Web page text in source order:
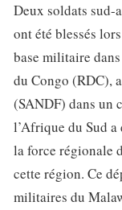
Deux soldats sud-
ont été blessés
base militaire
du Congo (RDC),
(SANDF) dans un
l’Afrique du Sud
la force régionale
cette région. Ce
militaires du